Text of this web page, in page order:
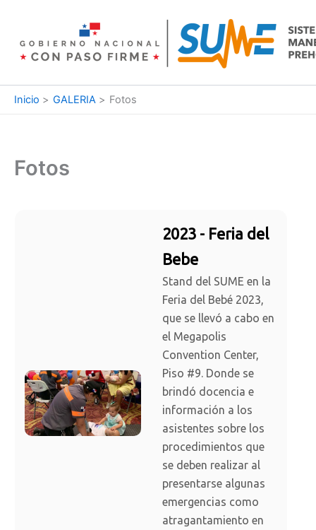
contenido
Inicio GALERIA Fotos
Fotos
2023 - Feria del
Bebe
Stand del SUME en la
Feria del Bebé 2023,
que se llevó a cabo en
el Megapolis
Convention Center,
Piso #9. Donde se
brindó docencia e
información a los
asistentes sobre los
procedimientos que
se deben realizar al
presentarse algunas
emergencias como
atragantamiento en